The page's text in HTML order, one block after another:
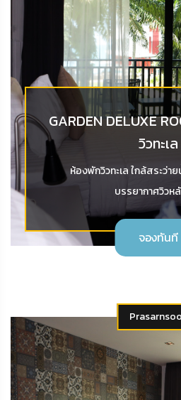
GARDEN DELUXE
วิวทะเล
ห้องพักวิวทะเล ใกล้สระว่า
บรรยากาศวิวห
จองทันที